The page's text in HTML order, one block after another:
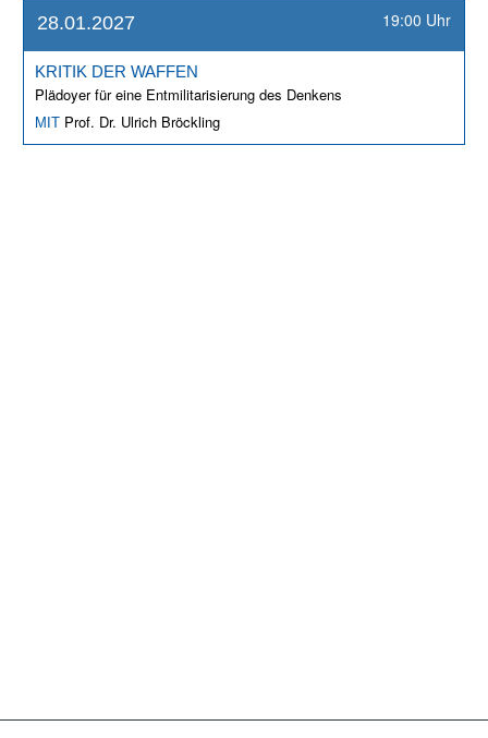
28.01.2027 19:00 Uhr
KRITIK DER WAFFEN
Plädoyer für eine Entmilitarisierung des Denkens
MIT Prof. Dr. Ulrich Bröckling